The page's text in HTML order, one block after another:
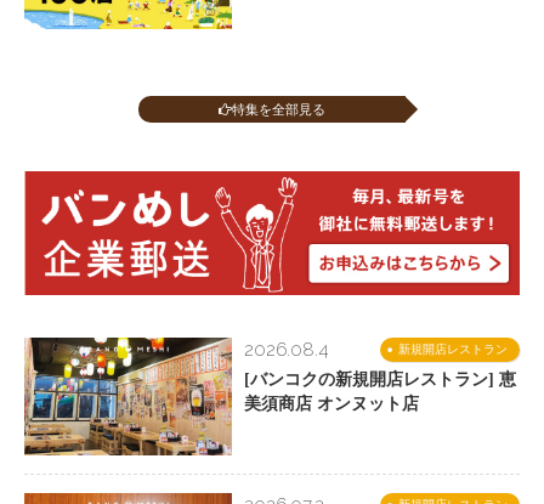
特集を全部見る
新規開店レストラン
2026.08.4
[バンコクの新規開店レストラン] 恵
美須商店 オンヌット店